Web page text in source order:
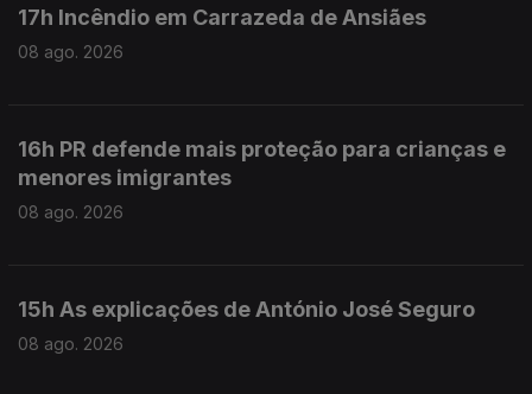
17h Incêndio em Carrazeda de Ansiães
08 ago. 2026
16h PR defende mais proteção para crianças e
menores imigrantes
08 ago. 2026
15h As explicações de António José Seguro
08 ago. 2026